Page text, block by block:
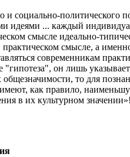
социально-политического
идеями ... каждый
смысле идеально-
смысле, а
современникам
"гипотеза", он лишь
то для
как правило,
в их культурном